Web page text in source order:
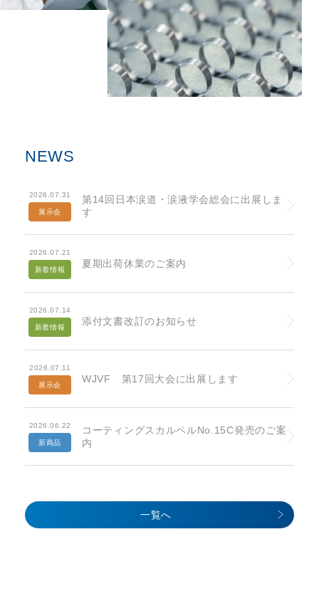
NEWS
2026.07.31
展示会
第14回日本涙道・涙液学会総会に出展しま
す
2026.07.21
新着情報
夏期出荷休業のご案内
2026.07.14
新着情報
添付文書改訂のお知らせ
2026.07.11
展示会
WJVF 第17回大会に出展します
2026.06.22
新商品
コーティングスカルペルNo.15C発売のご案
内
一覧へ